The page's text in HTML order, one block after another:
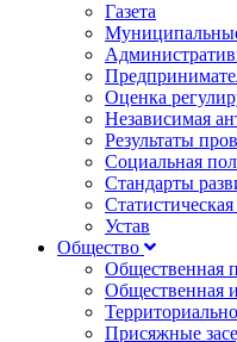
Газета
Оценка
Независимая
Результаты
Социальная
Стандарты
Устав
Общество
Общественная
Общественная
Присяжные